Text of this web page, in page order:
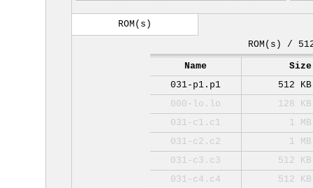
ROM(s)
ROM(s) /
Name
Size
031-p1.p1
512 KB
000-lo.lo
128 KB
031-c1.c1
1 MB
031-c2.c2
1 MB
031-c3.c3
512 KB
031-c4.c4
512 KB